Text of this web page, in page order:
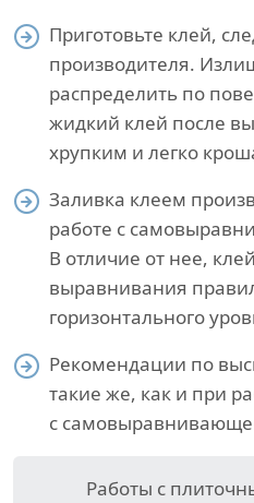
Приготовьте клей,
производителя.
распределить по
жидкий клей после
хрупким и легко
Заливка клеем
работе с
В отличие от нее,
выравнивания
горизонтального
Рекомендации по
такие же, как и при
с
Работы с